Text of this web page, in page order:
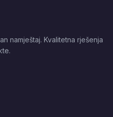
namještaj. Kvalitetna rješenja